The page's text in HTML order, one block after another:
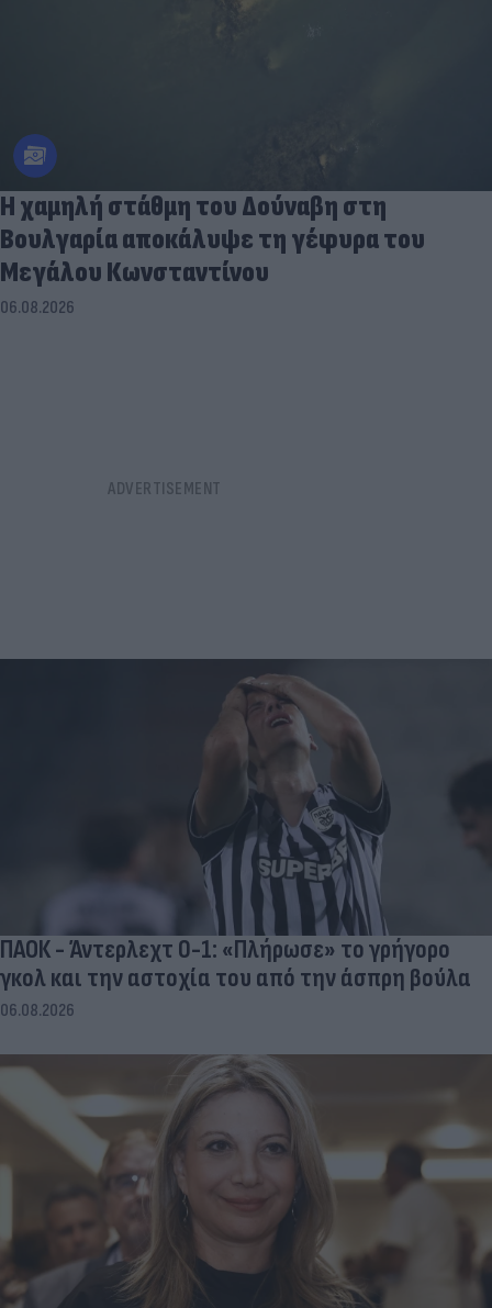
Η χαμηλή στάθμη του Δούναβη στη
Βουλγαρία αποκάλυψε τη γέφυρα του
Μεγάλου Κωνσταντίνου
06.08.2026
ΠΑΟΚ - Άντερλεχτ 0-1: «Πλήρωσε» το γρήγορο
γκολ και την αστοχία του από την άσπρη βούλα
06.08.2026